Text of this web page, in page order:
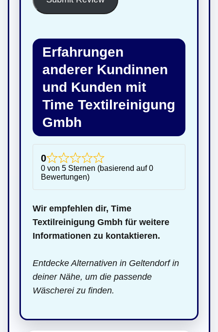
Erfahrungen
anderer Kundinnen
und Kunden mit
Time Textilreinigung
Gmbh
0
0 von 5 Sternen (basierend auf 0
Bewertungen)
Wir empfehlen dir, Time
Textilreinigung Gmbh für weitere
Informationen zu kontaktieren.
Entdecke Alternativen in Geltendorf in
deiner Nähe, um die passende
Wäscherei zu finden.